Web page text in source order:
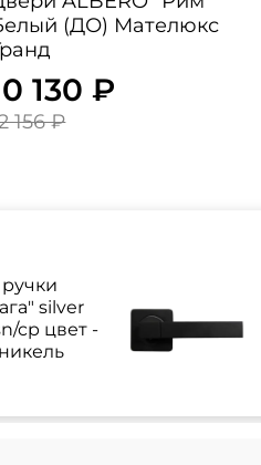
(ДО) Мателюкс
130 ₽
156 ₽
silver
cp цвет -